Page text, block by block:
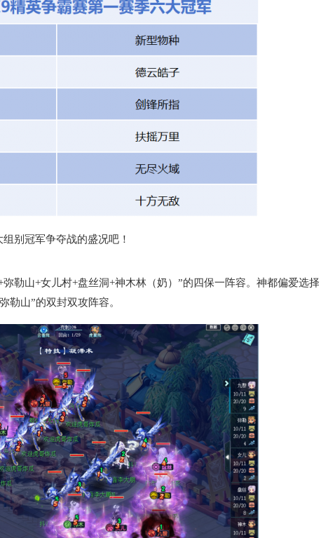
别冠军争夺战的盛况吧！
山+女儿村+盘丝洞+神木林（奶）”的四保一阵容。神都偏爱选择
勒山”的双封双攻阵容。